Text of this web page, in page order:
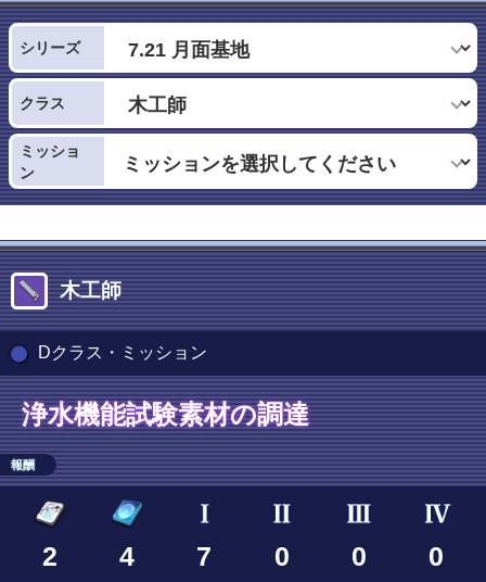
シリーズ
クラス
ミッショ
ン
木工師
Dクラス・ミッション
浄水機能試験素材の調達
報酬
2 4 7 0 0 0